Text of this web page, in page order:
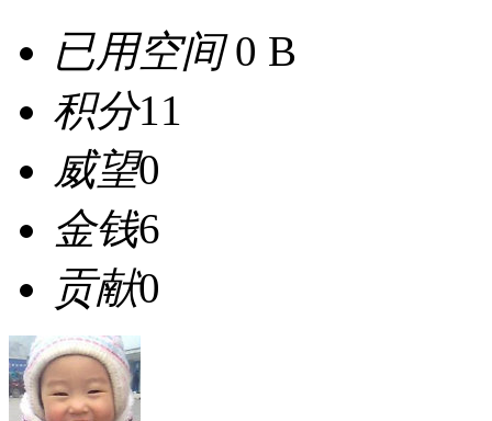
已用空间0 B
积分11
威望0
金钱6
贡献0